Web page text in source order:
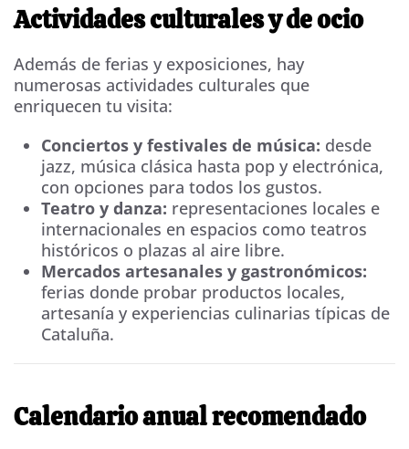
Actividades culturales y de ocio
Además de ferias y exposiciones, hay
numerosas actividades culturales que
enriquecen tu visita:
Conciertos y festivales de música: desde
jazz, música clásica hasta pop y electrónica,
con opciones para todos los gustos.
Teatro y danza: representaciones locales e
internacionales en espacios como teatros
históricos o plazas al aire libre.
Mercados artesanales y gastronómicos:
ferias donde probar productos locales,
artesanía y experiencias culinarias típicas de
Cataluña.
Calendario anual recomendado